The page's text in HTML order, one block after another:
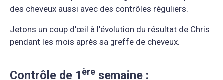
des cheveux aussi avec des contrôles réguliers.
Jetons un coup d’œil à l’évolution du résultat de Chris
pendant les mois après sa greffe de cheveux.
Contrôle de 1 ère semaine :